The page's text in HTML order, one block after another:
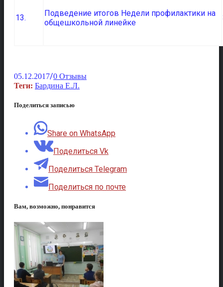
13.
Подведение итогов Недели профилактики на
общешкольной линейке
05.12.2017/0 Отзывы
Теги: Бардина Е.Л.
Поделиться записью
Share on WhatsApp
Поделиться Vk
Поделиться Telegram
Поделиться по почте
Вам, возможно, понравится